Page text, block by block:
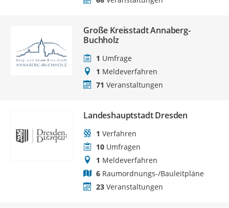
Große Kreisstadt Annaberg-
Buchholz
1 Umfrage
1 Meldeverfahren
71 Veranstaltungen
Landeshauptstadt Dresden
1 Verfahren
10 Umfragen
1 Meldeverfahren
6 Raumordnungs-/Bauleitpläne
23 Veranstaltungen